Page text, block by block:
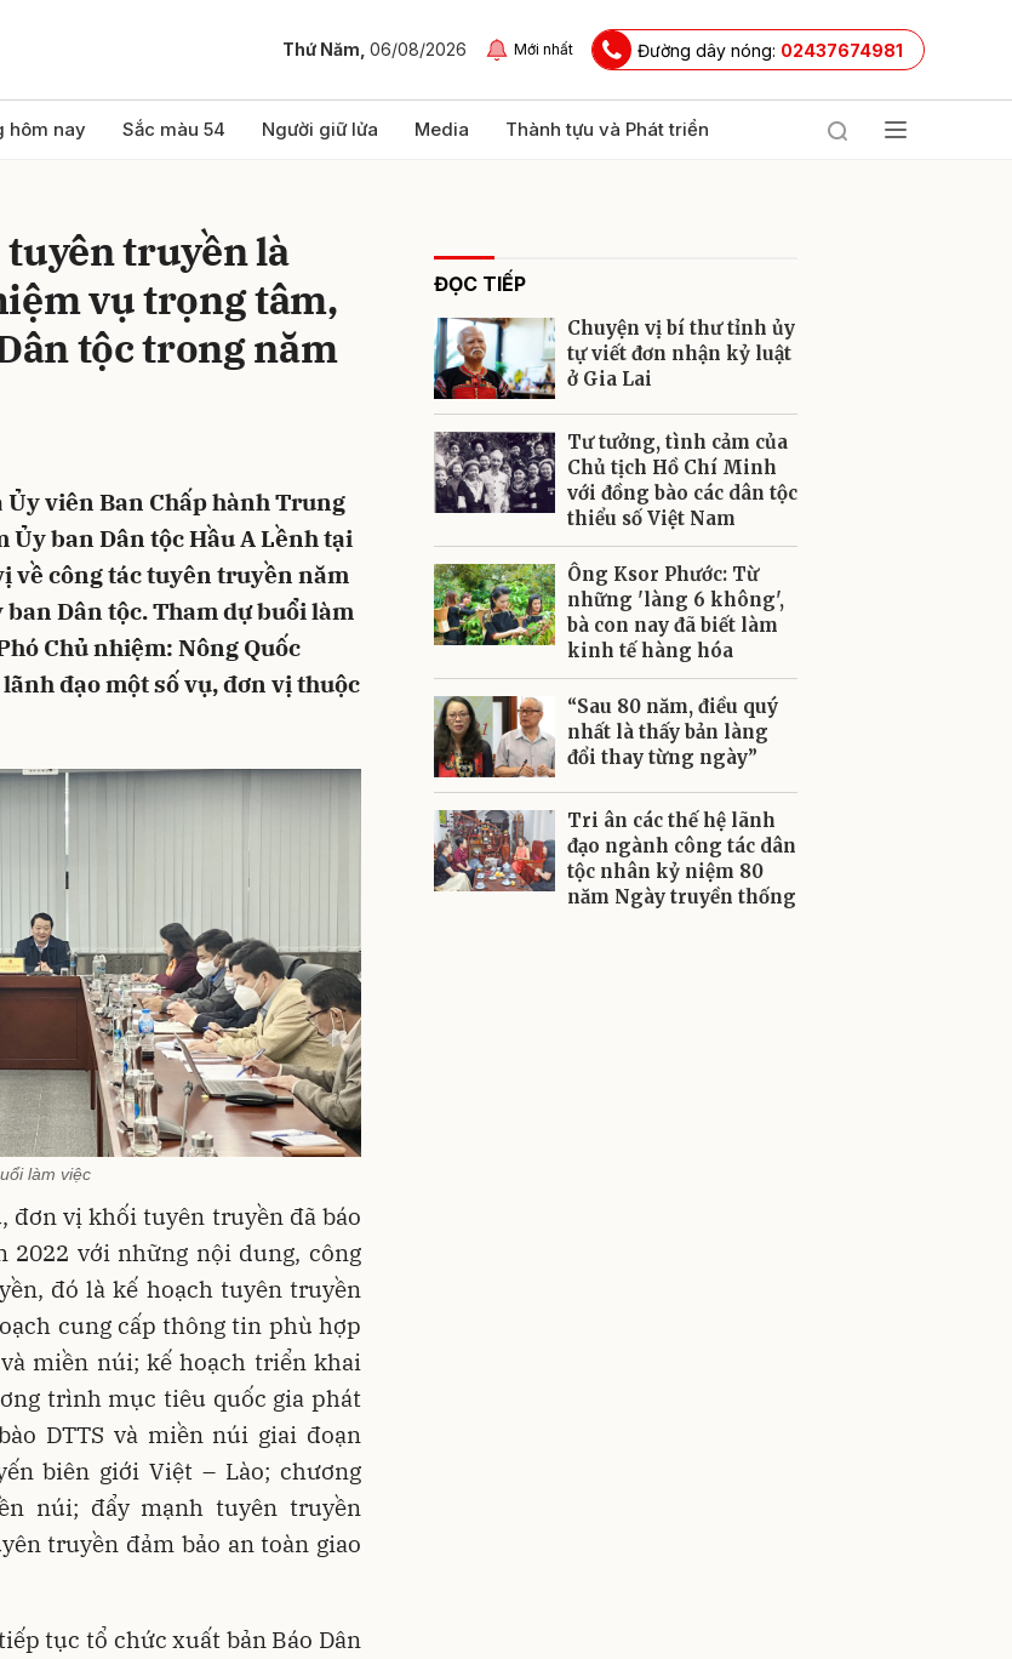
Thứ Năm, 06/08/2026 Mới nhất Đường dây nóng: 02437674981
hôm nay Sắc màu 54 Người giữ lửa Media Thành tựu và Phát triển
tuyên truyền là
vụ trọng tâm,
tộc trong năm
viên Ban Chấp hành Trung
ban Dân tộc Hầu A Lềnh tại
về công tác tuyên truyền năm
Dân tộc. Tham dự buổi làm
Chủ nhiệm: Nông Quốc
đạo một số vụ, đơn vị thuộc
làm việc
đơn vị khối tuyên truyền đã báo
với những nội dung, công
đó là kế hoạch tuyên truyền
cung cấp thông tin phù hợp
miền núi; kế hoạch triển khai
trình mục tiêu quốc gia phát
DTTS và miền núi giai đoạn
biên giới Việt – Lào; chương
núi; đẩy mạnh tuyên truyền
truyền đảm bảo an toàn giao
tục tổ chức xuất bản Báo Dân
ĐỌC TIẾP
Chuyện vị bí thư tỉnh ủy
tự viết đơn nhận kỷ luật
ở Gia Lai
Tư tưởng, tình cảm của
Chủ tịch Hồ Chí Minh
với đồng bào các dân tộc
thiểu số Việt Nam
Ông Ksor Phước: Từ
những 'làng 6 không',
bà con nay đã biết làm
kinh tế hàng hóa
“Sau 80 năm, điều quý
nhất là thấy bản làng
đổi thay từng ngày”
Tri ân các thế hệ lãnh
đạo ngành công tác dân
tộc nhân kỷ niệm 80
năm Ngày truyền thống
Gửi